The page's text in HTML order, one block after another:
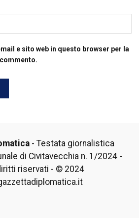
e sito web in questo browser per la
- Testata giornalistica
di Civitavecchia n. 1/2024 -
riservati - © 2024